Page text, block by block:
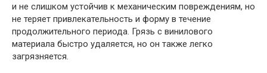
и не слишком устойчив к механическим повреждениям, но
не теряет привлекательность и форму в течение
продолжительного периода. Грязь с винилового
материала быстро удаляется, но он также легко
загрязняется.